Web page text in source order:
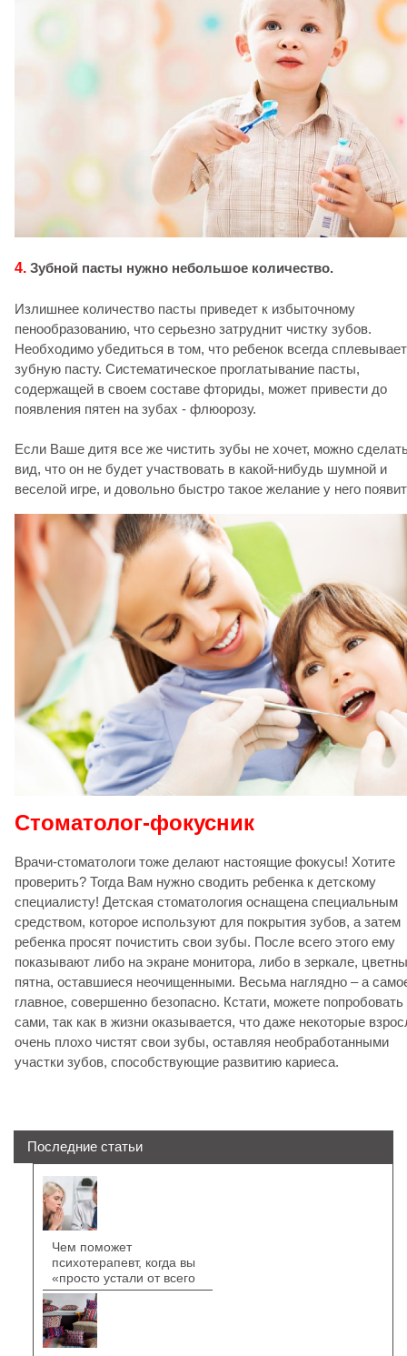
4. Зубной пасты нужно небольшое количество.
Излишнее количество пасты приведет к избыточному
пенообразованию, что серьезно затруднит чистку зубов.
Необходимо убедиться в том, что ребенок всегда сплевывает
зубную пасту. Систематическое проглатывание пасты,
содержащей в своем составе фториды, может привести до
появления пятен на зубах - флюорозу.
Если Ваше дитя все же чистить зубы не хочет, можно
вид, что он не будет участвовать в какой-нибудь шумной и
веселой игре, и довольно быстро такое желание у него
Стоматолог-фокусник
Врачи-стоматологи тоже делают настоящие фокусы! Хотите
проверить? Тогда Вам нужно сводить ребенка к детскому
специалисту! Детская стоматология оснащена специальным
средством, которое используют для покрытия зубов, а затем
ребенка просят почистить свои зубы. После всего этого ему
показывают либо на экране монитора, либо в зеркале,
пятна, оставшиеся неочищенными. Весьма наглядно – а
главное, совершенно безопасно. Кстати, можете попробовать
сами, так как в жизни оказывается, что даже некоторые
очень плохо чистят свои зубы, оставляя необработанными
участки зубов, способствующие развитию кариеса.
Последние статьи
Чем поможет
психотерапевт, когда вы
«просто устали от всего